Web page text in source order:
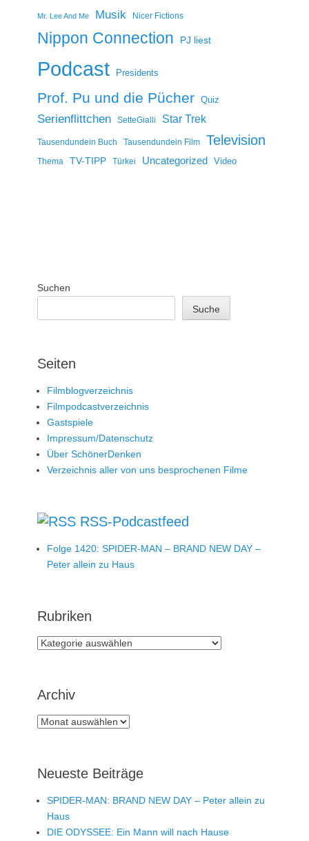
Mr. Lee And Me Musik Nicer Fictions
Nippon Connection PJ liest
Podcast Presidents
Prof. Pu und die Pücher Quiz
Serienflittchen SetteGialli Star Trek
Tausendundein Buch Tausendundein Film Television
Thema TV-TIPP Türkei Uncategorized Video
Suchen
Suche
Seiten
Filmblogverzeichnis
Filmpodcastverzeichnis
Gastspiele
Impressum/Datenschutz
Über SchönerDenken
Verzeichnis aller von uns besprochenen Filme
RSS-Podcastfeed
Folge 1420: SPIDER-MAN – BRAND NEW DAY –
Peter allein zu Haus
Rubriken
Rubriken
Archiv
Archiv
Neueste Beiträge
SPIDER-MAN: BRAND NEW DAY – Peter allein zu
Haus
DIE ODYSSEE: Ein Mann will nach Hause